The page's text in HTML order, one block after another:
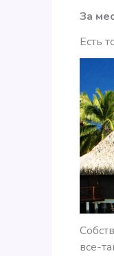
За
Есть
все-